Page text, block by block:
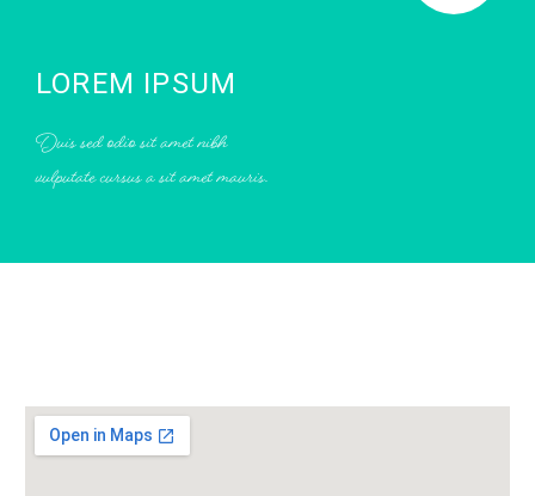
LOREM IPSUM
Duis sed odio sit amet nibh
vulputate cursus a sit amet mauris.